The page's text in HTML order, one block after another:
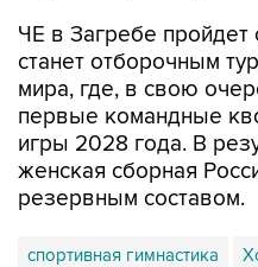
ЧЕ в Загребе пройдет
станет отборочным
мира, где, в свою
первые командные
игры 2028 года. В
женская сборная
резервным составом.
спортивная гимнастика